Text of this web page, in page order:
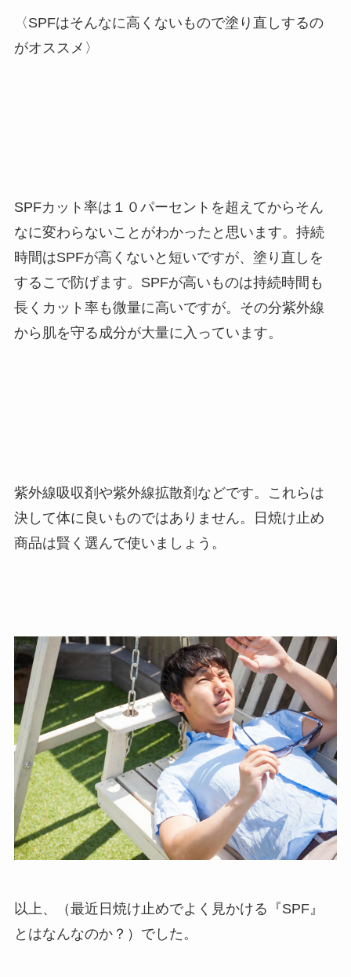
〈SPFはそんなに高くないもので塗り直しするの
がオススメ〉
SPFカット率は１０パーセントを超えてからそん
なに変わらないことがわかったと思います。持続
時間はSPFが高くないと短いですが、塗り直しを
するこで防げます。SPFが高いものは持続時間も
長くカット率も微量に高いですが。その分紫外線
から肌を守る成分が大量に入っています。
紫外線吸収剤や紫外線拡散剤などです。これらは
決して体に良いものではありません。日焼け止め
商品は賢く選んで使いましょう。
以上、（最近日焼け止めでよく見かける『SPF』
とはなんなのか？）でした。